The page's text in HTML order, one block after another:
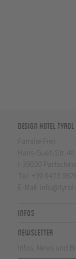
Design Hotel Tyrol
Familie Frei
Hans-Guet-Str. 40
I-39020
Tel. +39 0473
E-Mail:
Infos
Newsletter
Infos, News und